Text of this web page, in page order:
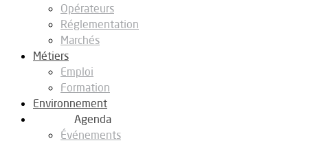
Opérateurs
Réglementation
Marchés
Métiers
Emploi
Formation
Environnement
Agenda
Événements